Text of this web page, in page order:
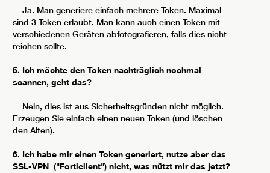
Ja. Man generiere einfach mehrere Token. Maximal
sind 3 Token erlaubt. Man kann auch einen Token mit
verschiedenen Geräten abfotografieren, falls dies nicht
reichen sollte.
5. Ich möchte den Token nachträglich nochmal
scannen, geht das?
Nein, dies ist aus Sicherheitsgründen nicht möglich.
Erzeugen Sie einfach einen neuen Token (und löschen
den Alten).
6. Ich habe mir einen Token generiert, nutze aber das
SSL-VPN ("Forticlient") nicht, was nützt mir das jetzt?